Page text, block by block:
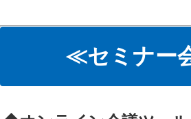
≪セミナー